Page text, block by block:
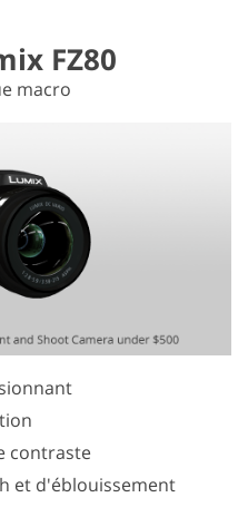
FZ80
macro
contraste
et d'éblouissement